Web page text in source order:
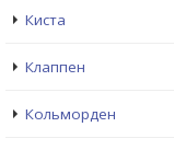
Киста
Клаппен
Кольморден